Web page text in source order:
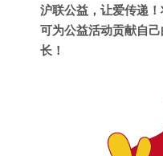
沪联公益，让爱传递
可为公益活动贡献自
长！